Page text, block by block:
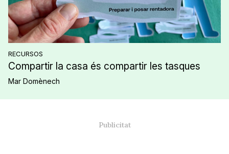
RECURSOS
Compartir la casa és compartir les tasques
Mar Domènech